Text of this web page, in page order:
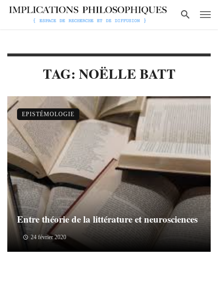
TAG: NOËLLE BATT
Entre théorie de la littérature et neurosciences
24 février 2020
EPISTÉMOLOGIE